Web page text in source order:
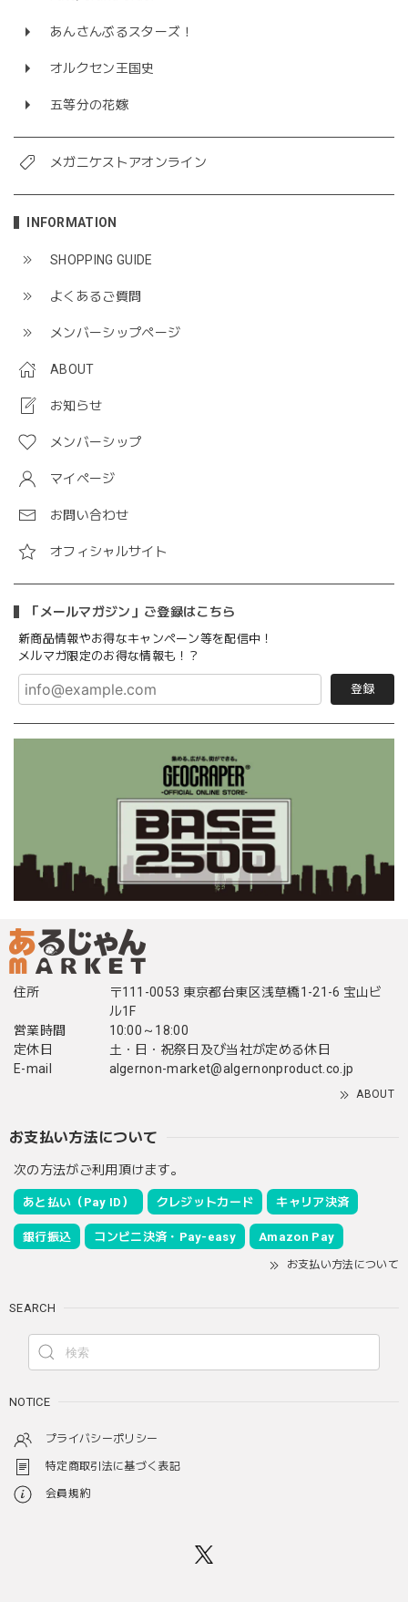
あんさんぶるスターズ！
オルクセン王国史
五等分の花嫁
メガニケストアオンライン
INFORMATION
SHOPPING GUIDE
よくあるご質問
メンバーシップページ
ABOUT
お知らせ
メンバーシップ
マイページ
お問い合わせ
オフィシャルサイト
「メールマガジン」ご登録はこちら
新商品情報やお得なキャンペーン等を配信中！
メルマガ限定のお得な情報も！？
登録
住所
〒111-0053 東京都台東区浅草橋1-21-6 宝山ビ
ル1F
営業時間
10:00～18:00
定休日
土・日・祝祭日及び当社が定める休日
E-mail
algernon-market@algernonproduct.co.jp
ABOUT
お支払い方法について
次の方法がご利用頂けます。
あと払い（Pay ID） クレジットカード キャリア決済
銀行振込 コンビニ決済・Pay-easy Amazon Pay
お支払い方法について
SEARCH
NOTICE
プライバシーポリシー
特定商取引法に基づく表記
会員規約